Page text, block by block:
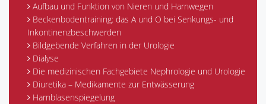
Aufbau und Funktion von Nieren und Harnwegen
Beckenbodentraining: das A und O bei Senkungs- und
Inkontinenzbeschwerden
Bildgebende Verfahren in der Urologie
Dialyse
Die medizinischen Fachgebiete Nephrologie und Urologie
Diuretika – Medikamente zur Entwässerung
Harnblasenspiegelung